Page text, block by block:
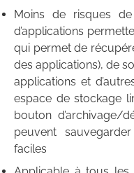
Moins de risques
d’applications
qui permet de
des applications), de
applications et
espace de stockage
bouton d’archivage/
peuvent
faciles